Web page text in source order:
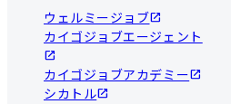
ウェルミージョブ
カイゴジョブエージェント
カイゴジョブアカデミー
シカトル